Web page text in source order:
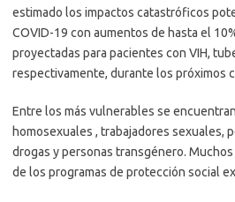
estimado los impactos catastróficos
COVID-19 con aumentos de hasta el
proyectadas para pacientes con VIH,
respectivamente, durante los próximos
Entre los más vulnerables se
homosexuales , trabajadores sexuales,
drogas y personas transgénero.
de los programas de protección social